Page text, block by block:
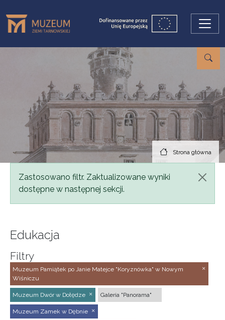
Strona główna
Komunikat
Zastosowano filtr. Zaktualizowane wyniki
dostępne w następnej sekcji.
Edukacja
Filtry
Muzeum Pamiątek po Janie Matejce "Koryznówka" w Nowym
Wiśniczu
Muzeum Dwór w Dołędze Galeria "Panorama"
Muzeum Zamek w Dębnie